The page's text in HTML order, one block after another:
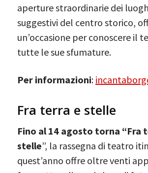
aperture straordinarie dei
suggestivi del centro storico,
un’occasione per conoscere il
tutte le sue sfumature.
Per informazioni:
Fra terra e stelle
Fino al 14 agosto torna “Fra
stelle”, la rassegna di teatro
quest’anno offre oltre venti